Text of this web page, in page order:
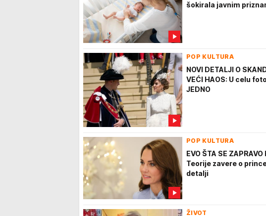
šokirala javnim
POP KULTURA
NOVI DETALJI O
VEĆI HAOS: U celu
JEDNO
POP KULTURA
EVO ŠTA SE
Teorije zavere o
detalji
ŽIVOT